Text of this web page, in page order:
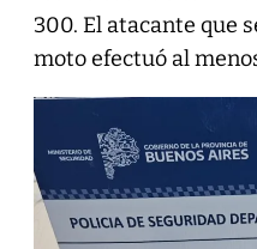
300. El atacante que
moto efectuó al